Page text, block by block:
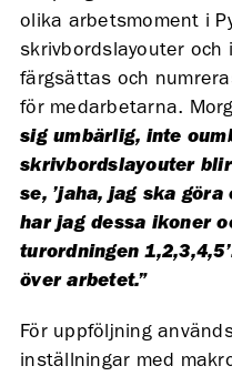
olika arbetsmoment i
skrivbordslayouter
färgsättas och
för medarbetarna.
sig umbärlig, inte
skrivbordslayouter
se, ’jaha, jag ska
har jag dessa ikoner
turordningen
över arbetet.”
För uppföljning
inställningar med